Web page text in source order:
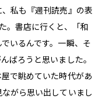
私も『週刊読売』の表
。書店に行くと、「和
いるんです。一瞬、そ
ばろうと思いました。
で眺めていた時代があ
がら思い出していまし